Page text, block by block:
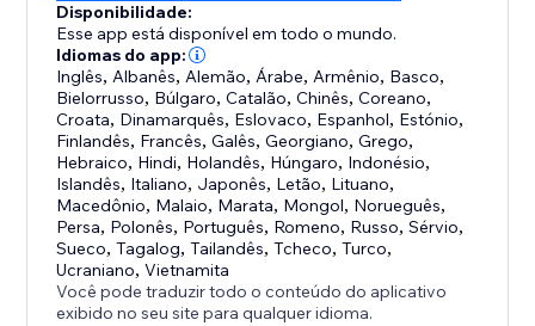
Disponibilidade:
Esse app está disponível em todo o mundo.
Idiomas do app:
Inglês, Albanês, Alemão, Árabe, Armênio, Basco,
Bielorrusso, Búlgaro,Catalão,Chinês,Coreano,
Croata, Dinamarquês, Eslovaco, Espanhol, Estónio,
Finlandês, Francês,Galês,Georgiano,Grego,
Hebraico, Hindi, Holandês, Húngaro, Indonésio,
Islandês, Italiano, Japonês, Letão, Lituano,
Macedônio, Malaio, Marata, Mongol, Norueguês,
Persa, Polonês, Português, Romeno, Russo,Sérvio,
Sueco,Tagalog,Tailandês,Tcheco,Turco,
Ucraniano,Vietnamita
Você pode traduzir todo o conteúdo do aplicativo
exibido no seu site para qualquer idioma.